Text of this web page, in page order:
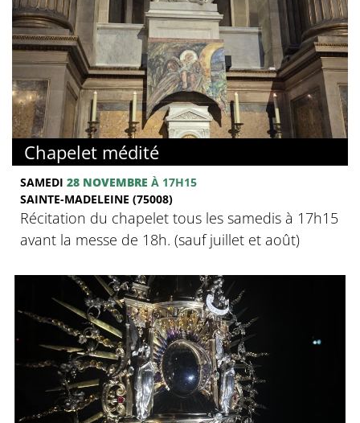
Chapelet médité
SAMEDI 28 NOVEMBRE À 17H15
SAINTE-MADELEINE (75008)
Récitation du chapelet tous les samedis à 17h15
avant la messe de 18h. (sauf juillet et août)